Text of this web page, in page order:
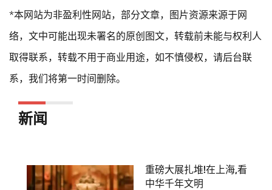
*本网站为非盈利性网站，部分文章，图片资源来源于网
络，文中可能出现未署名的原创图文，转载前未能与权利人
取得联系，转载不用于商业用途，如不慎侵权，请后台联
系，我们将第一时间删除。
新闻
重磅大展扎堆!在上海,看
中华千年文明